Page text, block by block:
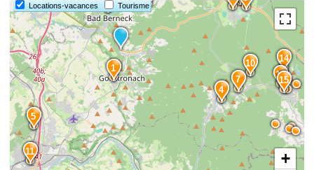
Locations-vacances Tourisme
15
14
12
11
10
7
5
4
1
+